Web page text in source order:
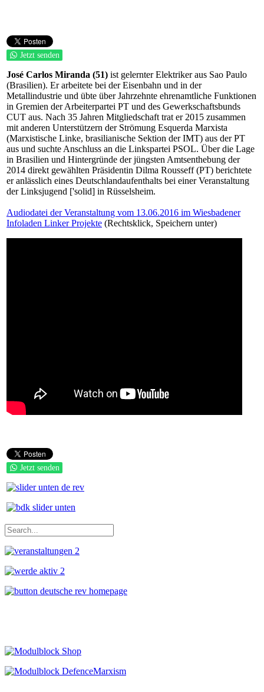
Jetzt senden
José Carlos Miranda (51) ist gelernter Elektriker aus Sao Paulo
(Brasilien). Er arbeitete bei der Eisenbahn und in der
Metallindustrie und übte über Jahrzehnte ehrenamtliche Funktionen
in Gremien der Arbeiterpartei PT und des Gewerkschaftsbunds
CUT aus. Nach 35 Jahren Mitgliedschaft trat er 2015 zusammen
mit anderen Unterstützern der Strömung Esquerda Marxista
(Marxistische Linke, brasilianische Sektion der IMT) aus der PT
aus und suchte Anschluss an die Linkspartei PSOL. Über die Lage
in Brasilien und Hintergründe der jüngsten Amtsenthebung der
2014 direkt gewählten Präsidentin Dilma Rousseff (PT) berichtete
er anlässlich eines Deutschlandaufenthalts bei einer Veranstaltung
der Linksjugend ['solid] in Rüsselsheim.
Audiodatei der Veranstaltung vom 13.06.2016 im Wiesbadener
Infoladen Linker Projekte (Rechtsklick, Speichern unter)
Jetzt senden